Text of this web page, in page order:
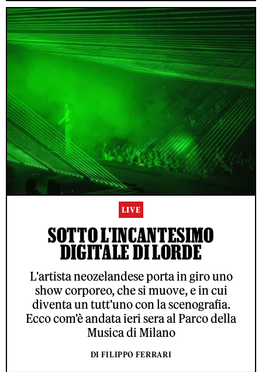
LIVE
SOTTO L'INCANTESIMO
DIGITALE DI LORDE
L'artista neozelandese porta in giro uno
show corporeo, che si muove, e in cui
diventa un tutt'uno con la scenografia.
Ecco com'è andata ieri sera al Parco della
Musica di Milano
DI FILIPPO FERRARI